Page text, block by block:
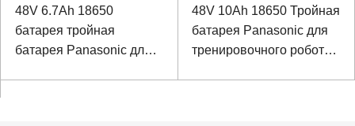
48V 6.7Ah 18650
батарея тройная
батарея Panasonic для
48V 10Ah 18650 Тройная
батарея Panasonic для
тренировочного робота